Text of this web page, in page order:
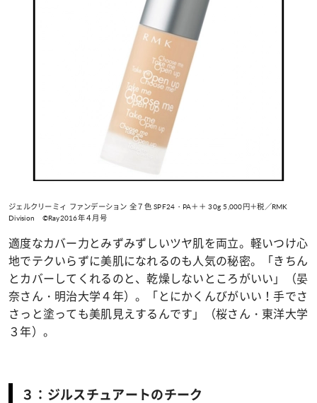
ジェルクリーミィ ファンデーション 全７色 SPF24・PA＋＋ 30g 5,000円＋税／RMK
Division ©Ray2016年４月号
適度なカバー力とみずみずしいツヤ肌を両立。軽いつけ心
地でテクいらずに美肌になれるのも人気の秘密。「きちん
とカバーしてくれるのと、乾燥しないところがいい」（晏
奈さん・明治大学４年）。「とにかくんびがいい！手でさ
さっと塗っても美肌見えするんです」（桜さん・東洋大学
３年）。
３：ジルスチュアートのチーク